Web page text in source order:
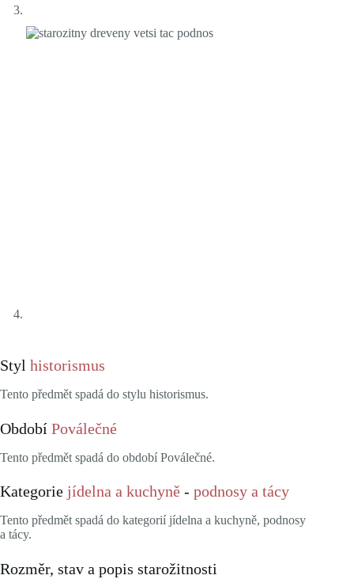
Styl historismus
Tento předmět spadá do stylu historismus.
Období Poválečné
Tento předmět spadá do období Poválečné.
Kategorie jídelna a kuchyně - podnosy a tácy
Tento předmět spadá do kategorií jídelna a kuchyně, podnosy
a tácy.
Rozměr, stav a popis starožitnosti